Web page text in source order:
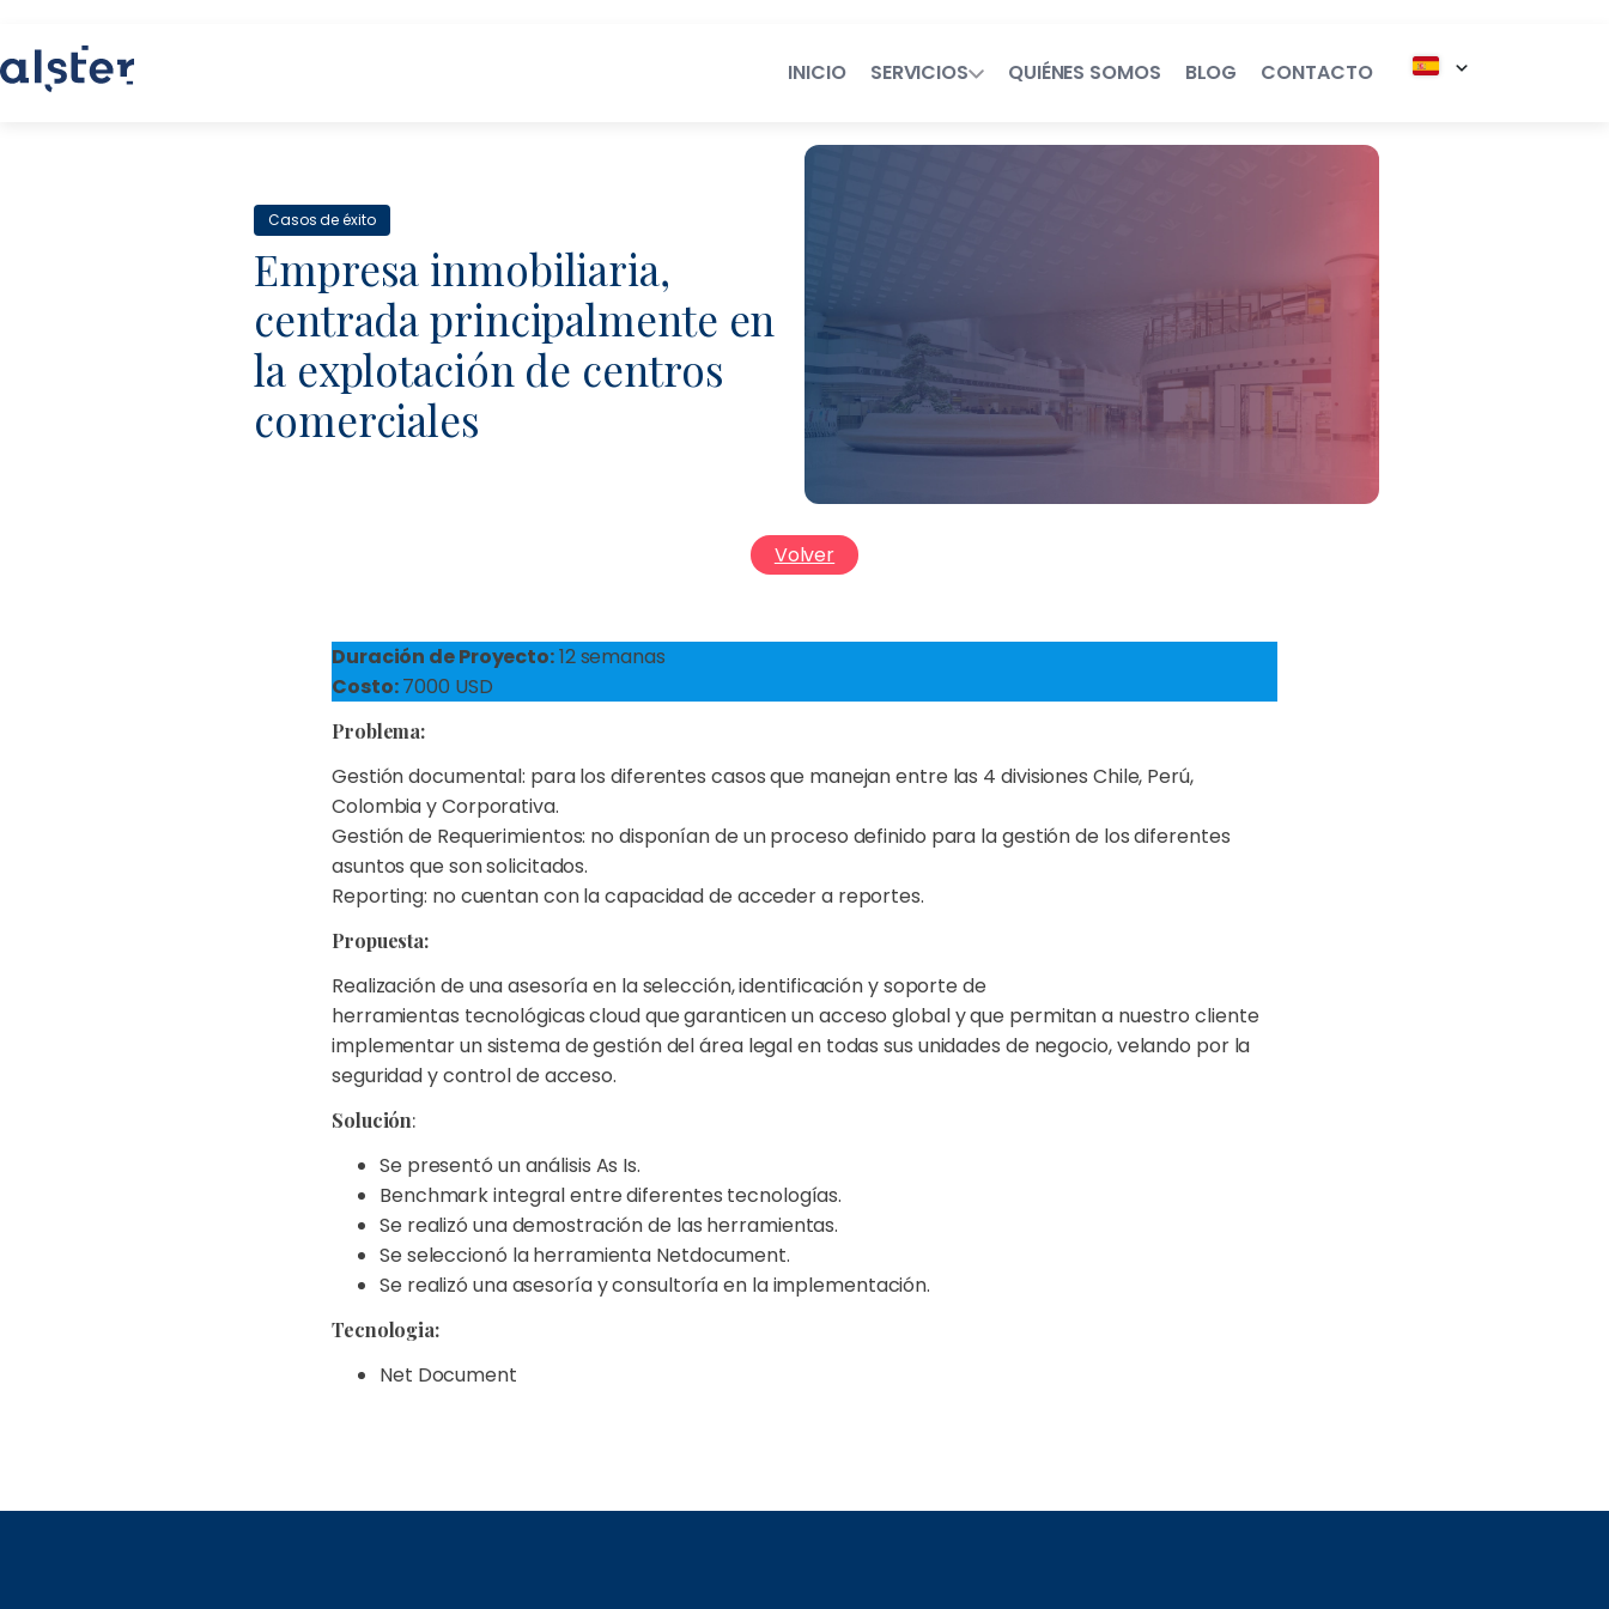
INICIO SERVICIOS
Talento Legal Flexible
QUIÉNES SOMOS BLOG CONTACTO
Casos de éxito
Empresa inmobiliaria,
centrada principalmente en
la explotación de centros
comerciales
Volver
Duración de Proyecto:12 semanas
Costo:7000 USD
Problema:
Gestión documental: para los diferentes casos que manejan entre las 4 divisiones Chile, Perú,
Colombia y Corporativa.
Gestión de Requerimientos: no disponían de un proceso definido para la gestión de los diferentes
asuntos que son solicitados.
Reporting: no cuentan con la capacidad de acceder a reportes.
Propuesta:
Realización de una asesoría en la selección, identificación y soporte de
herramientas tecnológicas cloud que garanticen un acceso global y que permitan a nuestro cliente
implementar un sistema de gestión del área legal en todas sus unidades de negocio, velando por la
seguridad y control de acceso.
Solución:
Se presentó un análisis As Is.
Benchmark integral entre diferentes tecnologías.
Se realizó una demostración de las herramientas.
Se seleccionó la herramienta Netdocument.
Se realizó una asesoría y consultoría en la implementación.
Tecnologia:
Net Document